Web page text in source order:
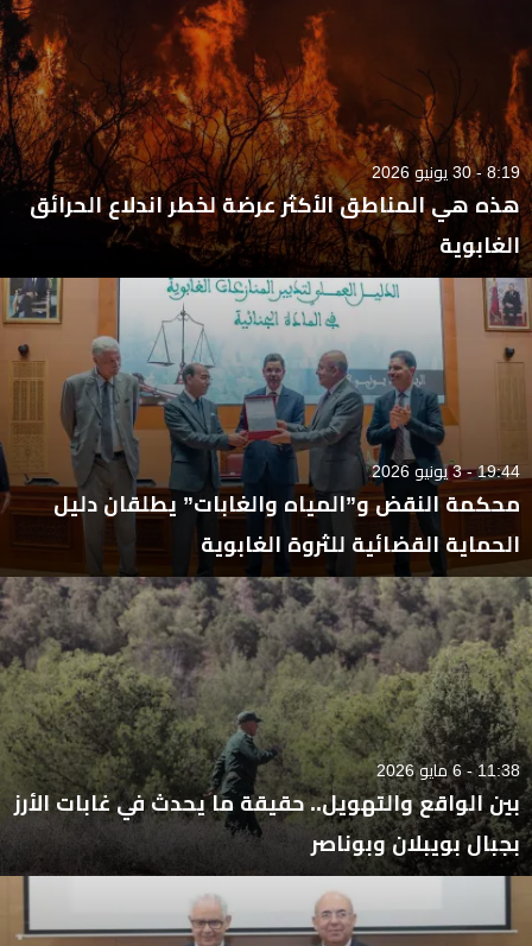
8:19 - 30 يونيو 2026
هذه هي المناطق الأكثر عرضة لخطر اندلاع الحرائق
الغابوية
19:44 - 3 يونيو 2026
محكمة النقض و”المياه والغابات” يطلقان دليل
الحماية القضائية للثروة الغابوية
11:38 - 6 مايو 2026
بين الواقع والتهويل.. حقيقة ما يحدث في غابات الأرز
بجبال بويبلان وبوناصر